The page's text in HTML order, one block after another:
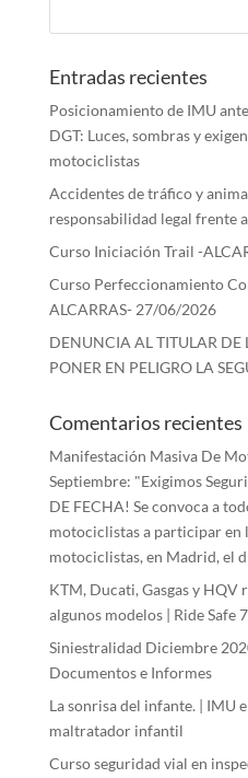
Entradas recientes
Posicionamiento de IMU
DGT: Luces, sombras y
motociclistas
Accidentes de tráfico y
responsabilidad legal frente
Curso Iniciación Trail -
Curso Perfeccionamiento
ALCARRAS- 27/06/2026
DENUNCIA AL TITULAR DE
PONER EN PELIGRO LA
Comentarios recientes
Manifestación Masiva De
Septiembre: "Exigimos
DE FECHA! Se convoca a
motociclistas a participar en
motociclistas, en Madrid, el
KTM, Ducati, Gasgas y HQV
algunos modelos | Ride Safe
Siniestralidad Diciembre
Documentos e Informes
La sonrisa del infante. | IMU
maltratador infantil
Curso seguridad vial en